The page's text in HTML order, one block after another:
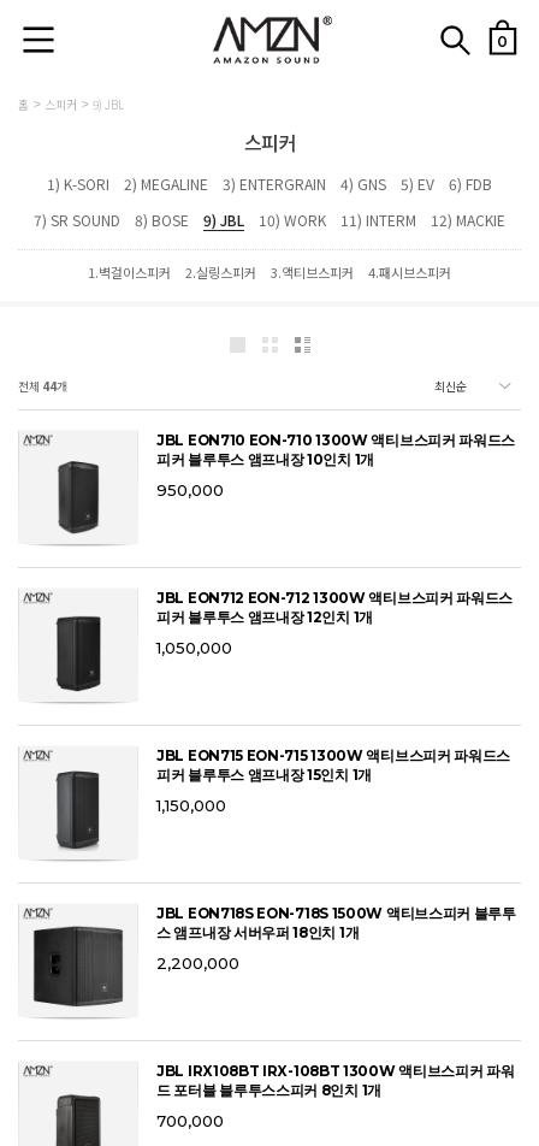
0
홈 스피커 9) JBL
스피커
1) K-SORI 2) MEGALINE 3) ENTERGRAIN 4) GNS 5) EV
6) FDB
7) SR SOUND
8) BOSE 9) JBL 10) WORK 11) INTERM 12) MACKIE
1.벽걸이스피커 2.실링스피커 3.액티브스피커 4.패시브스피커
전체 44개
JBL EON710 EON-710 1300W 액티브스피커 파워드스
피커 블루투스 앰프내장 10인치 1개
950,000
JBL EON712 EON-712 1300W 액티브스피커 파워드스
피커 블루투스 앰프내장 12인치 1개
1,050,000
JBL EON715 EON-715 1300W 액티브스피커 파워드스
피커 블루투스 앰프내장 15인치 1개
1,150,000
JBL EON718S EON-718S 1500W 액티브스피커 블루투
스 앰프내장 서버우퍼 18인치 1개
2,200,000
JBL IRX108BT IRX-108BT 1300W 액티브스피커 파워
드 포터블 블루투스스피커 8인치 1개
700,000